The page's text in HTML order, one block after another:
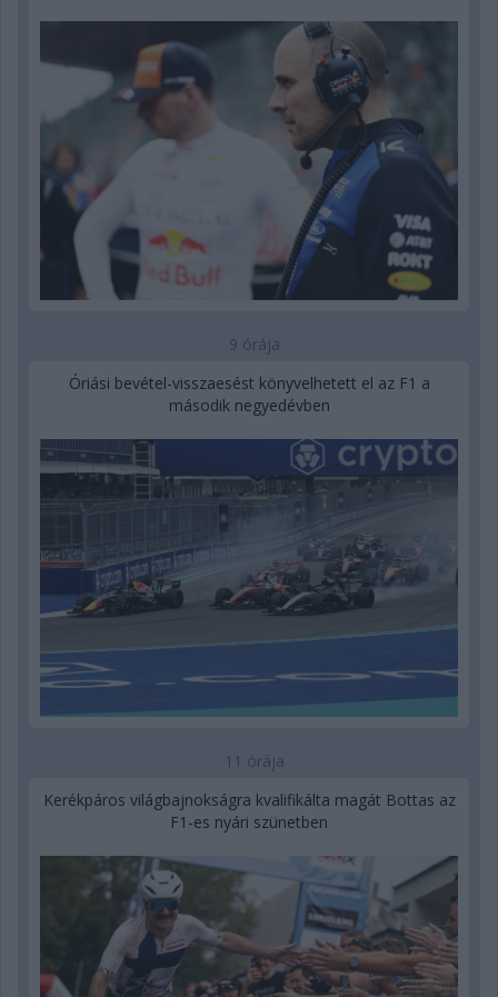
9 órája
Óriási bevétel-visszaesést könyvelhetett el az F1 a
második negyedévben
11 órája
Kerékpáros világbajnokságra kvalifikálta magát Bottas az
F1-es nyári szünetben